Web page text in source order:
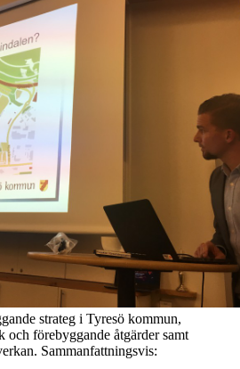
strateg i Tyresö kommun,
och förebyggande åtgärder samt
Sammanfattningsvis: